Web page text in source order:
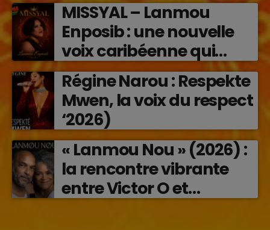
MISSYAL – Lanmou
Enposib : une nouvelle
voix caribéenne qui
transforme les émotions
en musique (2026)
Régine Narou : Respekte
Mwen, la voix du respect
‘2026)
« Lanmou Nou » (2026) :
la rencontre vibrante
entre Victor O et